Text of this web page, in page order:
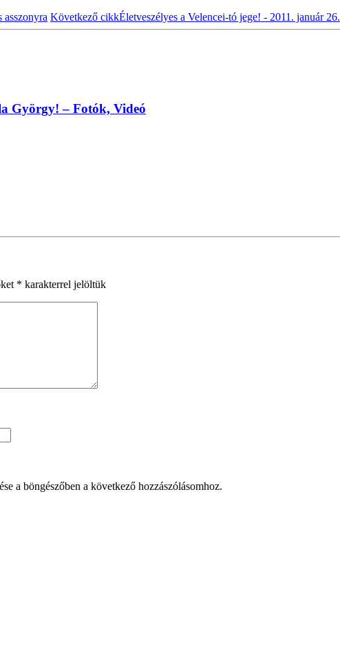
Következő cikkÉletveszélyes a Velencei-tó jege! - 2011. január 26.
György! – Fotók, Videó
* karakterrel jelöltük
a böngészőben a következő hozzászólásomhoz.